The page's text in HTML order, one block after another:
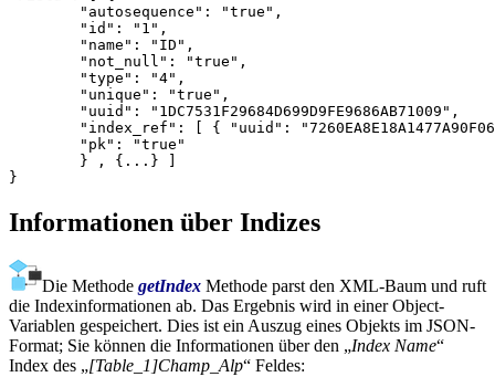
Informationen über Indizes
Die Methode getIndex Methode parst den XML-Baum und ruft
die Indexinformationen ab. Das Ergebnis wird in einer Object-
Variablen gespeichert. Dies ist ein Auszug eines Objekts im JSON-
Format; Sie können die Informationen über den „Index Name“
Index des „[Table_1]Champ_Alp“ Feldes: